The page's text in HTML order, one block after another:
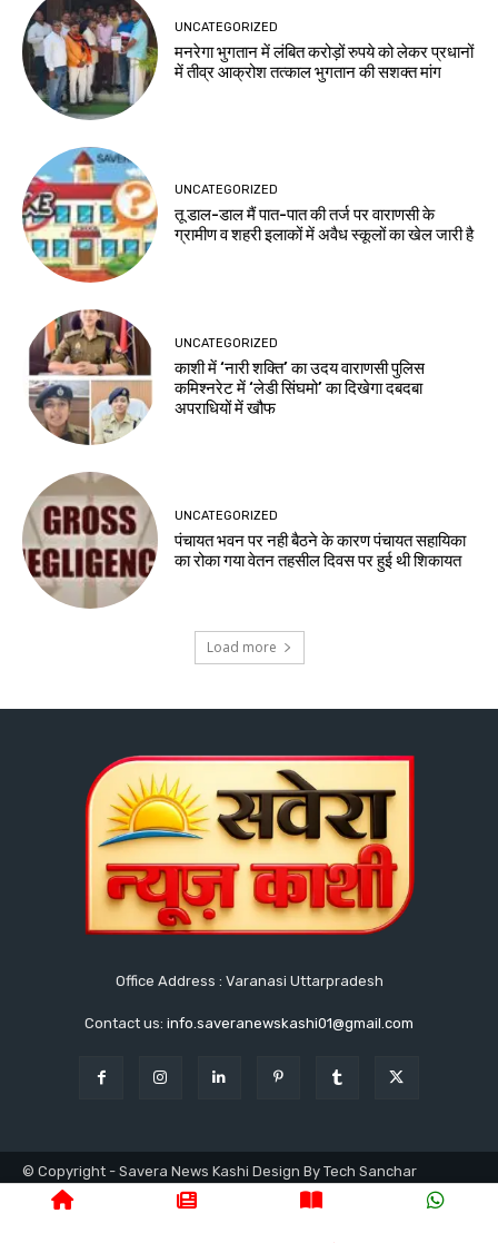
UNCATEGORIZED
मनरेगा भुगतान में लंबित करोड़ों रुपये को लेकर प्रधानों
में तीव्र आक्रोश तत्काल भुगतान की सशक्त मांग
UNCATEGORIZED
तू डाल-डाल मैं पात-पात की तर्ज पर वाराणसी के
ग्रामीण व शहरी इलाकों में अवैध स्कूलों का खेल जारी है
UNCATEGORIZED
काशी में ‘नारी शक्ति’ का उदय वाराणसी पुलिस
कमिश्नरेट में ‘लेडी सिंघमो’ का दिखेगा दबदबा
अपराधियों में खौफ
UNCATEGORIZED
पंचायत भवन पर नही बैठने के कारण पंचायत सहायिका
का रोका गया वेतन तहसील दिवस पर हुई थी शिकायत
Load more
Office Address : Varanasi Uttarpradesh
Contact us: info.saveranewskashi01@gmail.com
© Copyright - Savera News Kashi Design By Tech Sanchar
9140753811
उत्तरप्रदेश क्राइम
प्रशासनिक